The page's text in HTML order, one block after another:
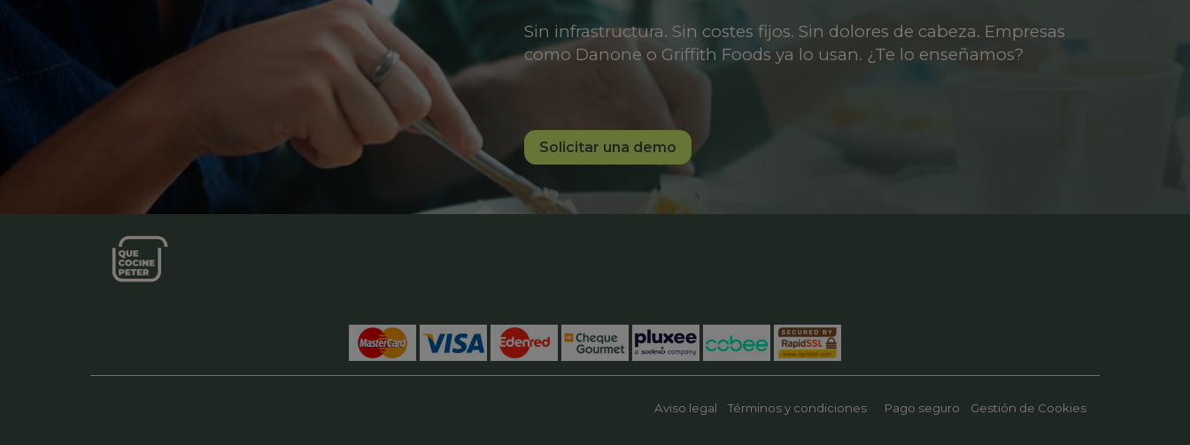
Sin infrastructura. Sin costes fijos. Sin dolores de cabeza. Empresas
como Danone o Griffith Foods ya lo usan. ¿Te lo enseñamos?
Solicitar una demo
Aviso legal Términos y condiciones Pago seguro Gestión de Cookies